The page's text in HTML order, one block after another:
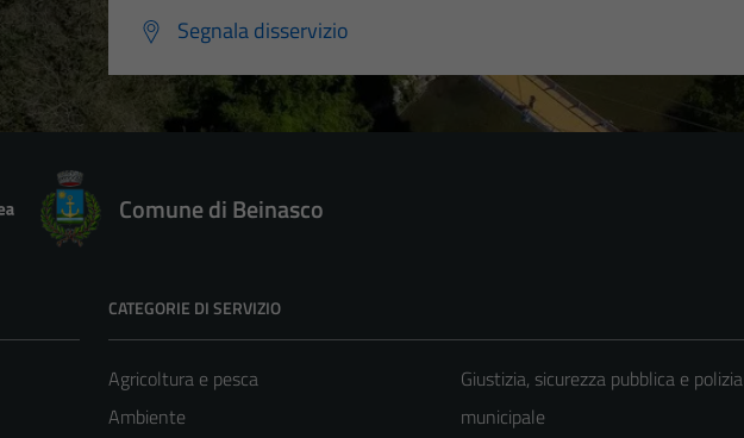
Segnala disservizio
Comune di Beinasco
CATEGORIE DI SERVIZIO
Agricoltura e pesca
Ambiente
Giustizia, sicurezza pubblica e polizia
municipale